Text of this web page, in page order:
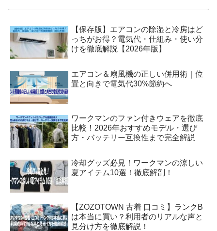
【保存版】エアコンの除湿と冷房はど
っちがお得？電気代・仕組み・使い分
けを徹底解説【2026年版】
エアコン＆扇風機の正しい併用術｜位
置と向きで電気代30%節約へ
ワークマンのファン付きウェアを徹底
比較！2026年おすすめモデル・選び
方・バッテリー互換性まで完全解説
冷却グッズ必見！ワークマンの涼しい
夏アイテム10選！徹底解剖！
【ZOZOTOWN 古着 口コミ】ランクB
は本当に買い？利用者のリアルな声と
見分け方を徹底解説！